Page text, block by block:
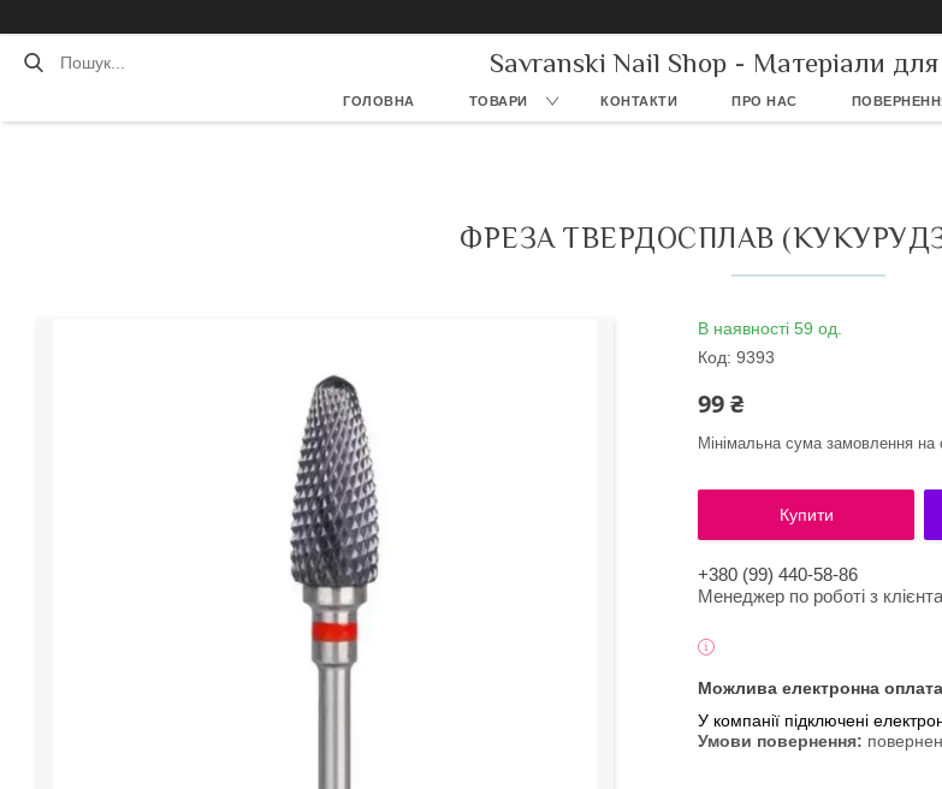
Savranski Nail Shop - Матеріали для
ГОЛОВНА ТОВАРИ КОНТАКТИ ПРО НАС
ФРЕЗА ТВЕРДОСПЛАВ
В наявності 59 од.
Код: 9393
99 ₴
Мінімальна сума замовлення на
Купити
+380 (99) 440-58-86
Менеджер по роботі з
У компанії підключені